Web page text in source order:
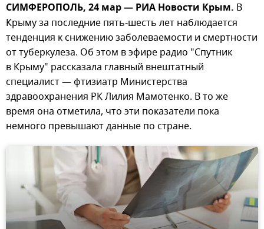
СИМФЕРОПОЛЬ, 24 мар — РИА Новости Крым. В
Крыму за последние пять-шесть лет наблюдается
тенденция к снижению заболеваемости и смертности
от туберкулеза. Об этом в эфире радио "Спутник
в Крыму" рассказала главный внештатный
специалист — фтизиатр Министерства
здравоохранения РК Лилия Мамотенко. В то же
время она отметила, что эти показатели пока
немного превышают данные по стране.